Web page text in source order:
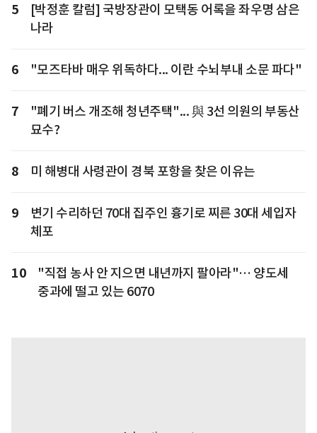
5
[박정훈 칼럼] 국방장관이 모택동 어록을 좌우명 삼은
나라
6 "모즈타바 매우 위독하다... 이란 수뇌부내 소문 파다"
7
"폐기 버스 개조해 청년주택"... 與 3선 의원의 부동산
묘수?
8 미 해병대 사령관이 경북 포항을 찾은 이유는
9
변기 수리하던 70대 집주인 흉기로 찌른 30대 세입자
체포
10
"직접 농사 안 지으면 내년까지 팔아라"… 양도세
중과에 떨고 있는 6070